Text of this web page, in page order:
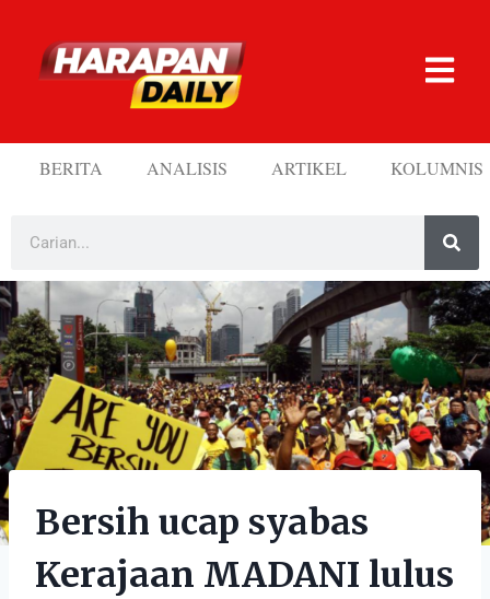
BERITA ANALISIS ARTIKEL KOLUMNIS
Bersih ucap syabas
Kerajaan MADANI lulus